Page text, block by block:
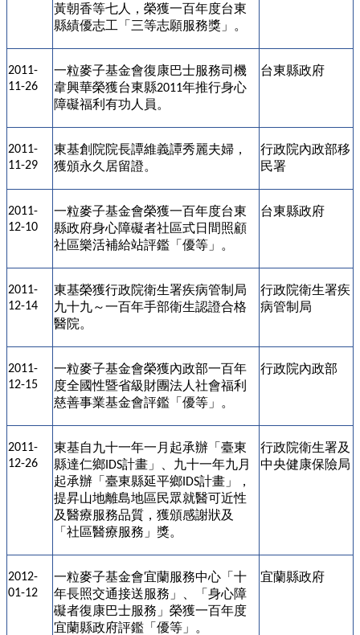
黃朝香等七人，榮獲一百年度台東
縣績優志工「三等志願服務獎」。
2011-
11-26
一粒麥子基金會復康巴士服務司機
韋興華榮獲台東縣2011年推行身心
障礙福利有功人員。
台東縣政府
2011-
11-29
東基創院院長譚維義譚秀麗夫婦，
獲頒永久居留證。
行政院內政部移
民署
2011-
12-10
一粒麥子基金會榮獲一百年度台東
縣政府身心障礙者社區式日間照顧
社區樂活補給站評鑑「優等」。
台東縣政府
2011-
12-14
東基榮獲行政院衛生署疾病管制局
九十九～一百年手部衛生認證合格
醫院。
行政院衛生署疾
病管制局
2011-
12-15
一粒麥子基金會榮獲內政部一百年
度全國性暨省級財團法人社會福利
慈善事業基金會評鑑「優等」。
行政院內政部
2011-
12-26
東基自九十一年一月起承辦「臺東
縣達仁鄉 IDS計畫」、九十一年九月
起承辦「臺東縣延平鄉 IDS計畫」，
提昇山地離島地區民眾就醫可近性
及醫療服務品質，獲頒感謝狀及
「社區醫療服務」獎。
行政院衛生署及
中央健康保險局
2012-
01-12
一粒麥子基金會宜蘭服務中心「十
年長照交通接送服務」、「身心障
礙者復康巴士服務」榮獲一百年度
宜蘭縣政府評鑑「優等」。
宜蘭縣政府